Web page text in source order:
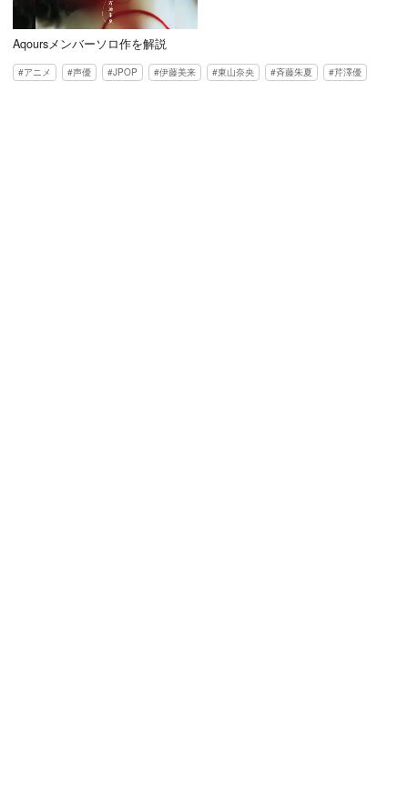
Aqoursメンバーソロ作を解説
アニメ 声優 JPOP 伊藤美来 東山奈央 斉藤朱夏 芹澤優